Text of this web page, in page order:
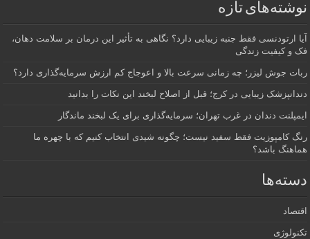
نوشته‌های تازه
آیا ارتودنسی فقط جنبه زیبایی دارد؟ نگاهی به تأثیر این درمان بر سلامت دهان،
فک و کیفیت زندگی
ربات جوش لیزر؛ چه زمانی سرعت بالا و اعوجاج کم ارزش سرمایه‌گذاری دارد؟
دندانپزشک زیبایی در کرج؛ قبل از اصلاح لبخند این نکات را بدانید
ایمپلنت دندان در غرب تهران؛ سرمایه‌گذاری برای یک لبخند ماندگار
رنگ کامپوزیت فقط سفید نیست؛ چگونه شیدی انتخاب کنیم که با چهره ما
هماهنگ باشد؟
دسته‌ها
اقتصاد
تکنولوژی